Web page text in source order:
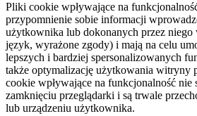
Pliki cookie wpływające na
przypomnienie sobie informacji
użytkownika lub dokonanych przez
język, wyrażone zgody) i mają na celu
lepszych i bardziej spersonalizowanych
także optymalizację użytkowania witryny
cookie wpływające na funkcjonalność nie
zamknięciu przeglądarki i są trwale
lub urządzeniu użytkownika.